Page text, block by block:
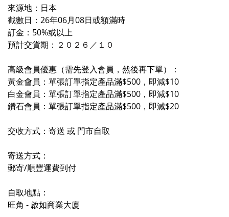
來源地：日本
截數日：26年06月08日或額滿時
訂金：50%或以上
預計交貨期 ：２０２６／ １ ０
高級會員優惠（需先登入會員，然後再下單）：
黃金會員：單張訂單指定產品滿$500，即減$10
白金會員：單張訂單指定產品滿$500，即減$10
鑽石會員：單張訂單指定產品滿$500，即減$20
交收方式：寄送 或 門市自取
寄送方式：
郵寄/順豐運費到付
自取地點：
旺角 - 啟如商業大廈